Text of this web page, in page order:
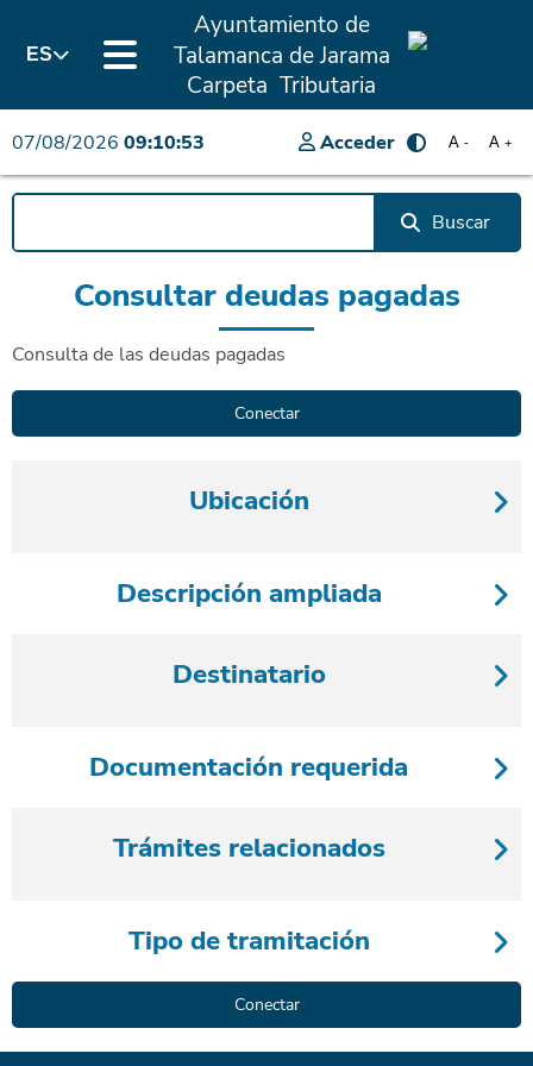
ES
Ayuntamiento de
Talamanca de Jarama
Carpeta Tributaria
07/08/2026 09:10:53 Acceder A +
A -
Buscar
Consultar deudas pagadas
Consulta de las deudas pagadas
Ubicación
Descripción ampliada
Destinatario
Documentación requerida
Trámites relacionados
Tipo de tramitación